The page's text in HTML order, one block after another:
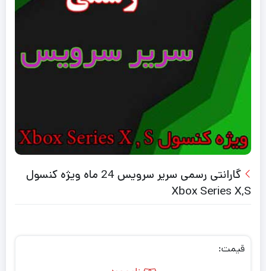
گارانتی رسمی سریر سرویس 24 ماه ویژه کنسول
Xbox Series X,S
قیمت: